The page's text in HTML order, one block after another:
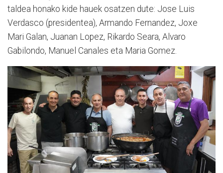
taldea honako kide hauek osatzen dute: Jose Luis
Verdasco (presidentea), Armando Fernandez, Joxe
Mari Galan, Juanan Lopez, Rikardo Seara, Alvaro
Gabilondo, Manuel Canales eta Maria Gomez.